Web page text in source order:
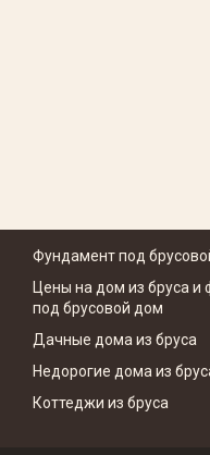
Фундамент под
Цены на дом из бруса и
под брусовой дом
Дачные дома из бруса
Недорогие дома из
Коттеджи из бруса